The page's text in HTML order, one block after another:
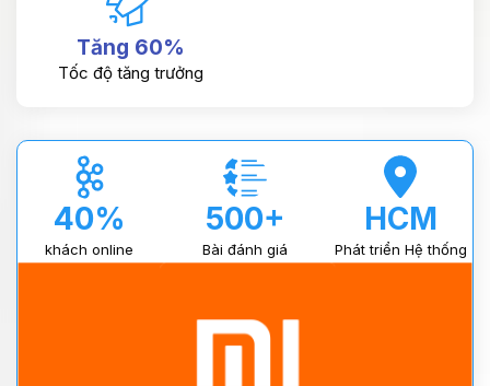
Tăng 60%
Tốc độ tăng trưởng
40%
khách online
500+
Bài đánh giá
HCM
Phát triển Hệ thống